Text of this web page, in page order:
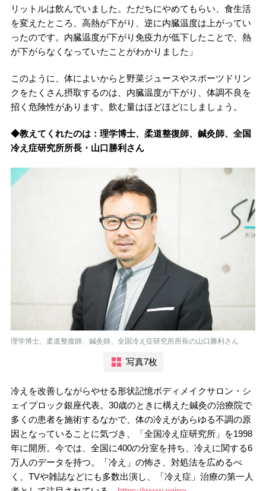
リットルは飲んでいました。ただちにやめてもらい、食生活
を変えたところ、高熱が下がり、逆に内臓温度は上がってい
ったのです。内臓温度が下がり免疫力が低下したことで、熱
が下がらなくなっていたことがわかりました」
このように、体によいからと野菜ジュースやスポーツドリン
クをたくさん摂取するのは、内臓温度が下がり、体調不良を
招く危険性があります。飲む量はほどほどにしましょう。
◆教えてくれたのは：理学博士、柔道整復師、鍼灸師、全国
冷え症研究所所長・山口勝利さん
理学博士、柔道整復師、鍼灸師、全国冷え症研究所所長の山口勝利さん
写真7枚
冷えを改善しながらやせる形状記憶ボディメイクサロン・シ
ェイプロック銀座代表。30歳のときに構えた鍼灸の治療院で
多くの患者を施術するなかで、体の冷えがあらゆる不調の原
因となっていることに気づき、「全国冷え症研究所」を1998
年に開所。今では、全国に400の分室を持ち、冷えに関する6
万人のデータを持つ。「冷え」の怖さ、対処法を広めるべ
く、TVや雑誌などにも多数出演し、「冷え症」治療の第一人